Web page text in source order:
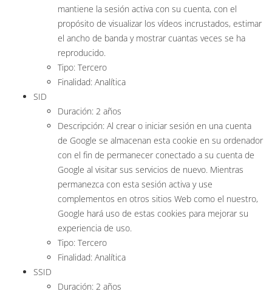
mantiene la sesión activa con su cuenta, con el
propósito de visualizar los vídeos incrustados, estimar
el ancho de banda y mostrar cuantas veces se ha
reproducido.
Tipo: Tercero
Finalidad: Analítica
SID
Duración: 2 años
Descripción: Al crear o iniciar sesión en una cuenta
de Google se almacenan esta cookie en su ordenador
con el fin de permanecer conectado a su cuenta de
Google al visitar sus servicios de nuevo. Mientras
permanezca con esta sesión activa y use
complementos en otros sitios Web como el nuestro,
Google hará uso de estas cookies para mejorar su
experiencia de uso.
Tipo: Tercero
Finalidad: Analítica
SSID
Duración: 2 años